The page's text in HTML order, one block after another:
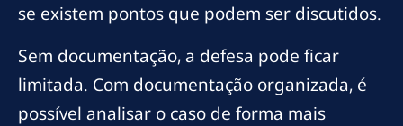
se existem pontos que podem ser discutidos.
Sem documentação, a defesa pode ficar
limitada. Com documentação organizada, é
possível analisar o caso de forma mais